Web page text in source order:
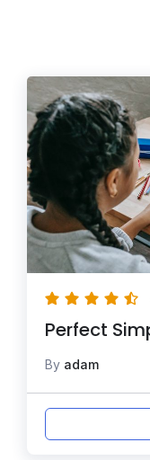
Perfect
By adam